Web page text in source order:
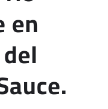
en